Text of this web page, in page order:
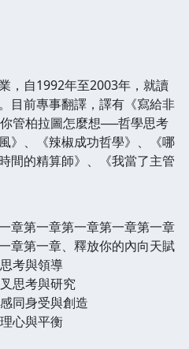
，自1992年至2003年，就讀
目前專事翻譯，譯有《寫給非
管柏拉圖怎麼想──哲學思考
》、《辣椒成功哲學》、《哪
間的精算師》、《我當了主管
章第一章第一章第一章第一章
章第一章、釋放你的內向天賦
考與領導
思考與研究
同身受與創造
心與平衡